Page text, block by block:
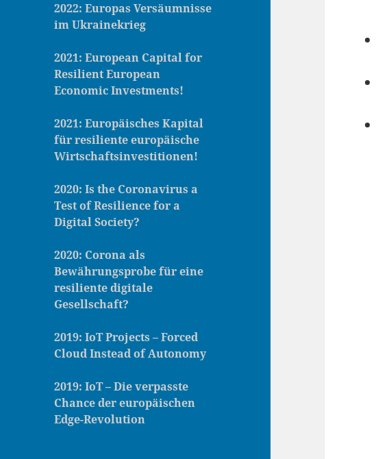
2022: Europas Versäumnisse
im Ukrainekrieg
2021: European Capital for
Resilient European
Economic Investments!
2021: Europäisches Kapital
für resiliente europäische
Wirtschaftsinvestitionen!
2020: Is the Coronavirus a
Test of Resilience for a
Digital Society?
2020: Corona als
Bewährungsprobe für eine
resiliente digitale
Gesellschaft?
2019: IoT Projects – Forced
Cloud Instead of Autonomy
2019: IoT – Die verpasste
Chance der europäischen
Edge-Revolution